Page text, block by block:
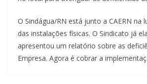
O Sindágua/RN está junto a CAERN na
das instalações físicas. O Sindicato já
apresentou um relatório sobre as
Empresa. Agora é cobrar a